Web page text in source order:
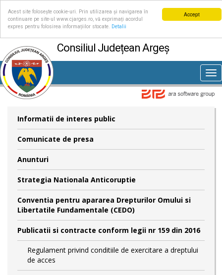
Accept
Acest site folosește cookie-uri. Prin utilizarea și navigarea în
continuare pe site-ul www.cjarges.ro, vă exprimați acordul
expres pentru folosirea informațiilor stocate.
Detalii
Consiliul Județean Argeș
Informatii de interes public
Comunicate de presa
Anunturi
Strategia Nationala Anticoruptie
Conventia pentru apararea Drepturilor Omului si
Libertatile Fundamentale (CEDO)
Publicatii si contracte conform legii nr 159 din 2016
Regulament privind conditiile de exercitare a dreptului
de acces